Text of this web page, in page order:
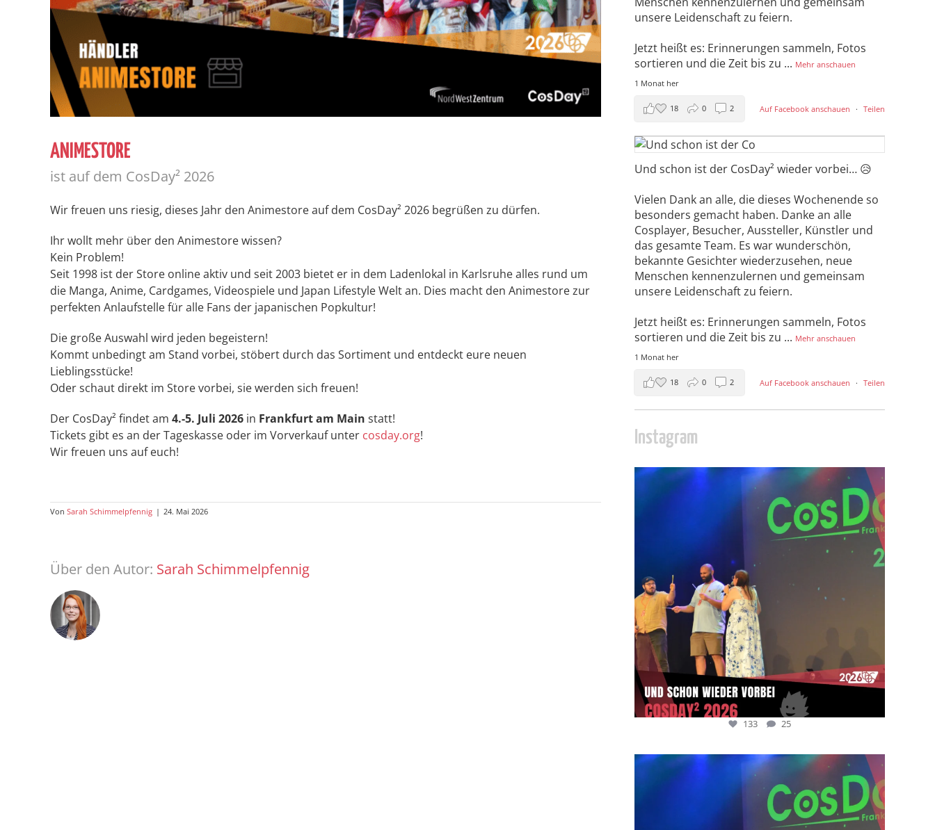
ANIMESTORE
ist auf dem CosDay² 2026
Wir freuen uns riesig, dieses Jahr den Animestore auf dem CosDay² 2026 begrüßen zu dürfen.
Ihr wollt mehr über den Animestore wissen?
Kein Problem!
Seit 1998 ist der Store online aktiv und seit 2003 bietet er in dem Ladenlokal in Karlsruhe alles rund um
die Manga, Anime, Cardgames, Videospiele und Japan Lifestyle Welt an. Dies macht den Animestore zur
perfekten Anlaufstelle für alle Fans der japanischen Popkultur!
Die große Auswahl wird jeden begeistern!
Kommt unbedingt am Stand vorbei, stöbert durch das Sortiment und entdeckt eure neuen
Lieblingsstücke!
Oder schaut direkt im Store vorbei, sie werden sich freuen!
Der CosDay² findet am 4.-5. Juli 2026in Frankfurt am Main statt!
Tickets gibt es an der Tageskasse oder im Vorverkauf unter cosday.org!
Wir freuen uns auf euch!
Von Sarah Schimmelpfennig | 24. Mai 2026
Über den Autor: Sarah Schimmelpfennig
unsere Leidenschaft zu feiern.
Jetzt heißt es: Erinnerungen sammeln, Fotos
sortieren und die Zeit bis zu ... Mehr anschauen
1 Monat her
Auf Facebook anschauen · Teilen
18 0 2
Und schon ist der CosDay² wieder vorbei… 😥
Vielen Dank an alle, die dieses Wochenende so
besonders gemacht haben. Danke an alle
Cosplayer, Besucher, Aussteller, Künstler und
das gesamte Team. Es war wunderschön,
bekannte Gesichter wiederzusehen, neue
Menschen kennenzulernen und gemeinsam
unsere Leidenschaft zu feiern.
Jetzt heißt es: Erinnerungen sammeln, Fotos
sortieren und die Zeit bis zu ... Mehr anschauen
1 Monat her
Auf Facebook anschauen · Teilen
18 0 2
Instagram
cosday
Juli 5
133 25
133 25
cosday
Juli 5
133 25